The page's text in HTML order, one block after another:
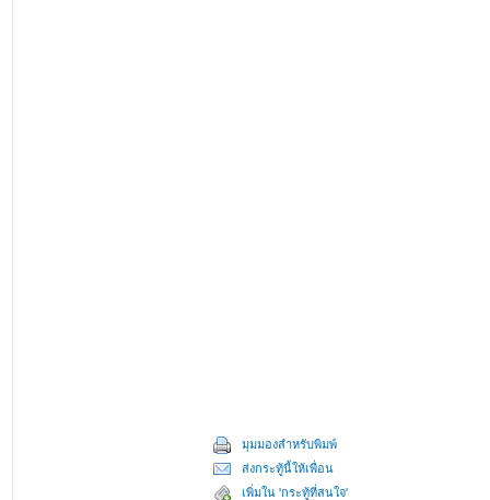
มุมมองสำหรับพิมพ์
ส่งกระทู้นี้ให้เพื่อน
เพิ่มใน 'กระทู้ที่สนใจ'